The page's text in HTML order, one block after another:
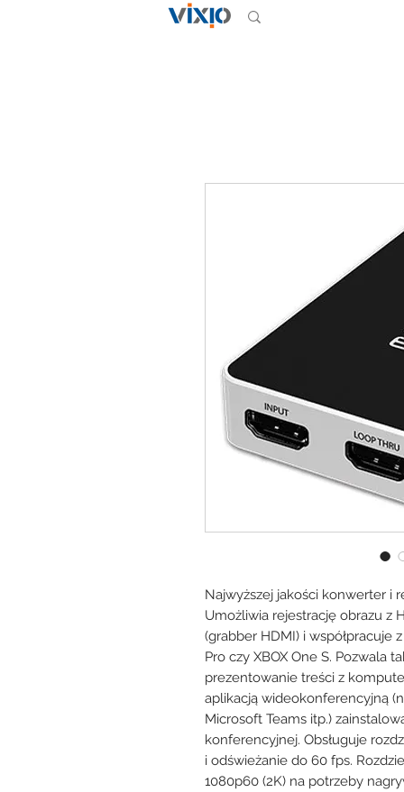
Najwyższej jakości konwerter i
Umożliwia rejestrację obrazu z
(grabber HDMI) i współpracuje
Pro czy XBOX One S. Pozwala
prezentowanie treści z
aplikacją wideokonferencyjną
Microsoft Teams itp.)
konferencyjnej. Obsługuje
i odświeżanie do 60 fps.
1080p60 (2K) na potrzeby